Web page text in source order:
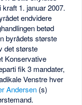
1. januar 2007.
endvidere
betød
byrådets største
det største
Konservative
fik 3 mandater,
Venstre hver
Andersen (s)